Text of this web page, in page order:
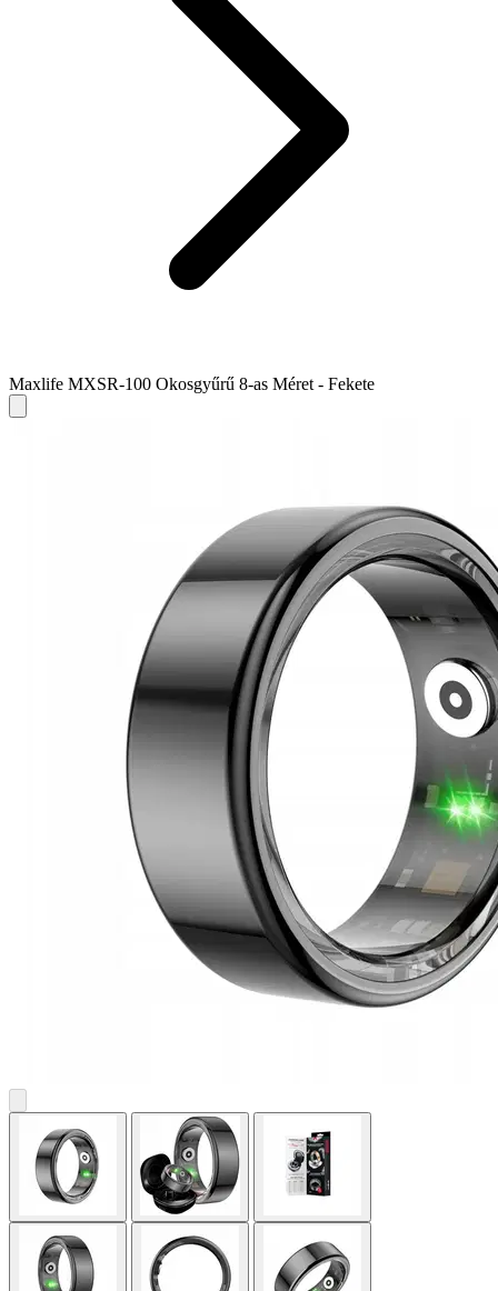
Maxlife MXSR-100 Okosgyűrű 8-as Méret - Fekete